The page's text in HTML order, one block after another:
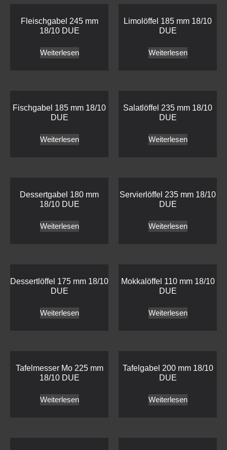
Fleischgabel 245 mm
18/10 DUE
Weiterlesen
Limolöffel 185 mm 18/10
DUE
Weiterlesen
Fischgabel 185 mm 18/10
DUE
Weiterlesen
Salatlöffel 235 mm 18/10
DUE
Weiterlesen
Dessertgabel 180 mm
18/10 DUE
Weiterlesen
Servierlöffel 235 mm 18/10
DUE
Weiterlesen
Dessertlöffel 175 mm 18/10
DUE
Weiterlesen
Mokkalöffel 110 mm 18/10
DUE
Weiterlesen
Tafelmesser Mo 225 mm
18/10 DUE
Weiterlesen
Tafelgabel 200 mm 18/10
DUE
Weiterlesen